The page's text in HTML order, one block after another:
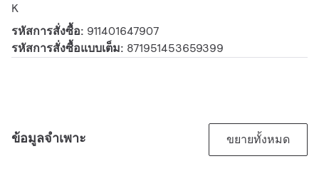
K
รหัสการสั่งซื้อ: 911401647907
รหัสการสั่งซื้อแบบเต็ม: 871951453659399
ข้อมูลจำเพาะ ขยายทั้งหมด